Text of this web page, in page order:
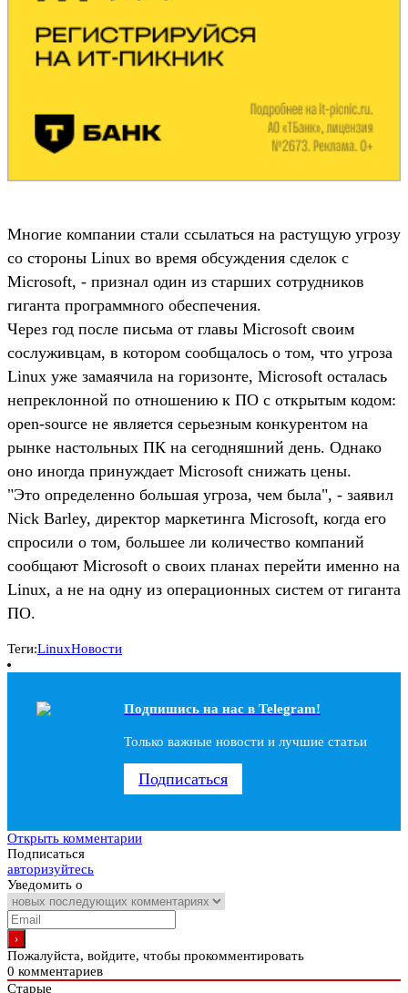
Многие компании стали ссылаться на растущую угрозу
со стороны Linux во время обсуждения сделок с
Microsoft, - признал один из старших сотрудников
гиганта программного обеспечения.
Через год после письма от главы Microsoft своим
сослуживцам, в котором сообщалось о том, что угроза
Linux уже замаячила на горизонте, Microsoft осталась
непреклонной по отношению к ПО с открытым кодом:
open-source не является серьезным конкурентом на
рынке настольных ПК на сегодняшний день. Однако
оно иногда принуждает Microsoft снижать цены.
"Это определенно большая угроза, чем была", - заявил
Nick Barley, директор маркетинга Microsoft, когда его
спросили о том, большее ли количество компаний
сообщают Microsoft о своих планах перейти именно на
Linux, а не на одну из операционных систем от гиганта
ПО.
Теги:LinuxНовости
Подпишись на наc в Telegram!
Только важные новости и лучшие статьи
Подписаться
Открыть комментарии
Подписаться
авторизуйтесь
Уведомить о
Пожалуйста, войдите, чтобы прокомментировать
0 комментариев
Старые